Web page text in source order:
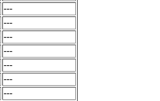
---
---
---
---
---
---
---